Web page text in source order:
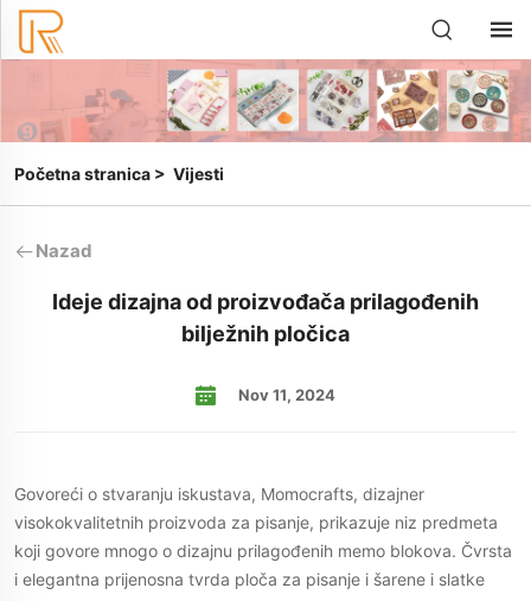
Početna stranica > Vijesti
Nazad
Ideje dizajna od proizvođača prilagođenih
bilježnih pločica
Nov 11, 2024
Govoreći o stvaranju iskustava, Momocrafts, dizajner
visokokvalitetnih proizvoda za pisanje, prikazuje niz predmeta
koji govore mnogo o dizajnu prilagođenih memo blokova. Čvrsta
i elegantna prijenosna tvrda ploča za pisanje i šarene i slatke